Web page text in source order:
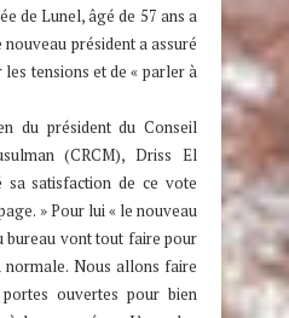
de Lunel, âgé de 57 ans a
président a assuré
les tensions et de « parler à
du président du Conseil
(CRCM), Driss El
sa satisfaction de ce vote
» Pour lui « le nouveau
bureau vont tout faire pour
Nous allons faire
ouvertes pour bien